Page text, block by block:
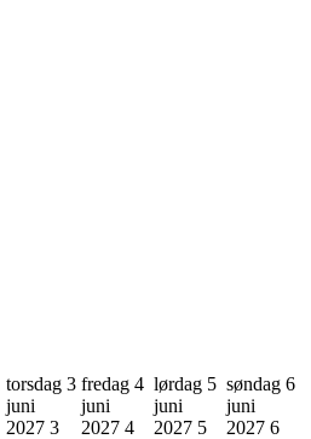
torsdag 3
juni
2027 3
fredag 4
juni
2027 4
lørdag 5
juni
2027 5
søndag 6
juni
2027 6